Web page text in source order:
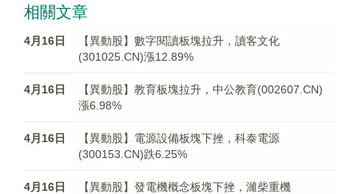
相關文章
4月16日
【異動股】數字閱讀板塊拉升，讀客文化
(301025.CN)漲12.89%
4月16日
【異動股】教育板塊拉升，中公教育(002607.CN)
漲6.98%
4月16日
【異動股】電源設備板塊下挫，科泰電源
(300153.CN)跌6.25%
4月16日
【異動股】發電機概念板塊下挫，濰柴重機